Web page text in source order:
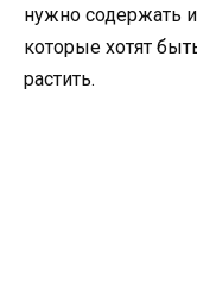
нужно содержать
которые хотят
растить.